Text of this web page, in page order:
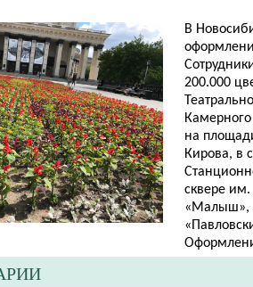
В
200.000
на
Кирова, в
сквере им.
«Малыш»,